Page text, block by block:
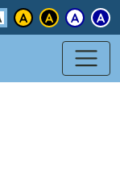
Inhalt